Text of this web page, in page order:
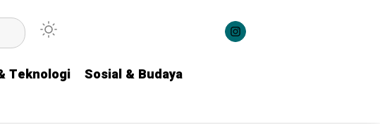
Teknologi
Sosial & Budaya
Teknologi
Sosial & Budaya